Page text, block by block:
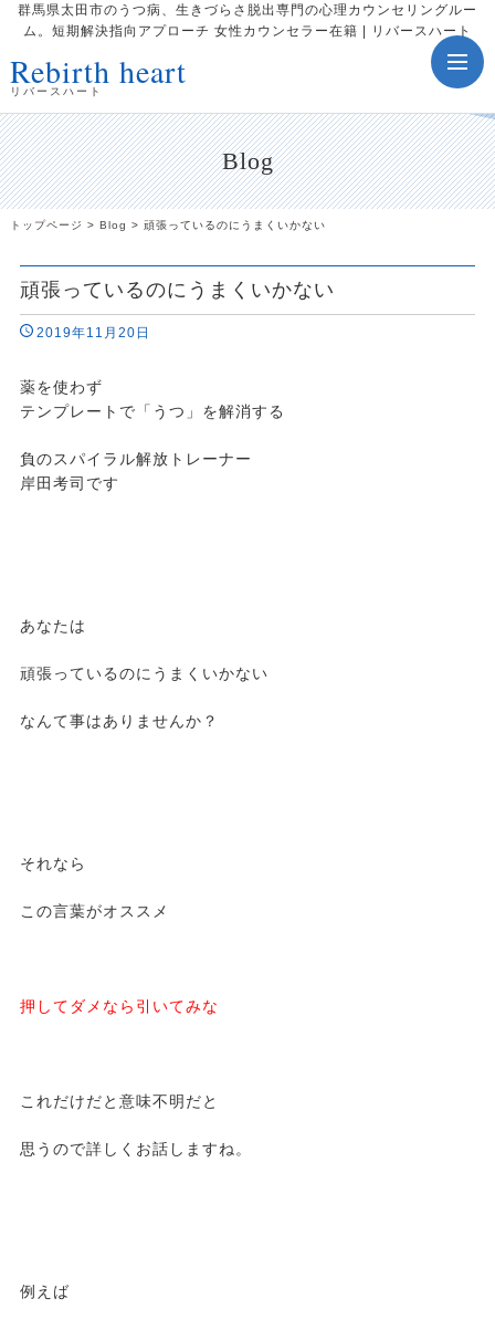
群馬県太田市のうつ病、生きづらさ脱出専門の心理カウンセリングルー
ム。短期解決指向アプローチ 女性カウンセラー在籍 | リバースハート
Rebirth heart
リバースハート
Blog
トップページ > Blog > 頑張っているのにうまくいかない
頑張っているのにうまくいかない
2019年11月20日
薬を使わず
テンプレートで「うつ」を解消する
負のスパイラル解放トレーナー
岸田考司です
あなたは
頑張っているのにうまくいかない
なんて事はありませんか？
それなら
この言葉がオススメ
押してダメなら引いてみな
これだけだと意味不明だと
思うので詳しくお話しますね。
例えば
toggle